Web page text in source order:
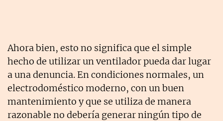
Ahora bien, esto no significa que el simple
hecho de utilizar un ventilador pueda dar lugar
a una denuncia. En condiciones normales, un
electrodoméstico moderno, con un buen
mantenimiento y que se utiliza de manera
razonable no debería generar ningún tipo de